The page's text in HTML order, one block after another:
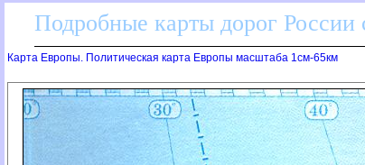
Подробные карты дорог России
Карта Европы. Политическая карта Европы масштаба 1см-65км